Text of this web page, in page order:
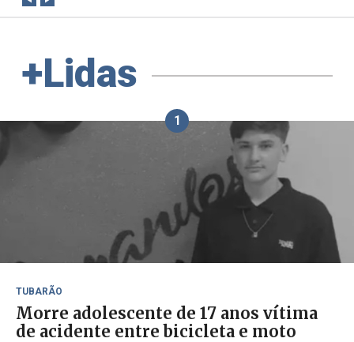
+Lidas
1
TUBARÃO
Morre adolescente de 17 anos vítima
de acidente entre bicicleta e moto